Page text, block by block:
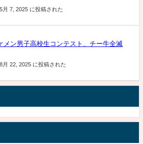
5月 7, 2025 に投稿された
メン男子高校生コンテスト、チー牛全滅
8月 22, 2025 に投稿された